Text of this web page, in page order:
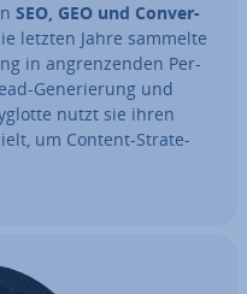
SEO, GEO und Con­ver­
letzten Jahre sammelte
in an­gren­zen­den Per­
Ge­ne­rie­rung und
nutzt sie ihren
um Content-Stra­te­